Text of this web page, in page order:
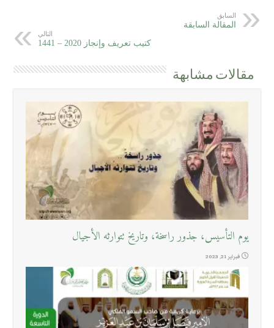
السابق
المقالة السابقة
التالي
كتيب تعريف وإنجاز 2020 – 1441
مقالات مشابهة
يوم التأسيس، جذور راسخة، وتاريخ تتوارثه الأجيال
فبراير 21, 2023